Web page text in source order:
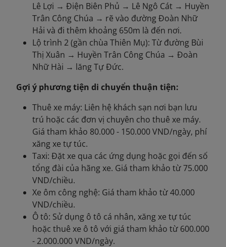
Lê Lợi → Điện Biên Phủ → Lê Ngô Cát → Huyền
Trân Công Chúa → rẽ vào đường Đoàn Nhữ
Hải và đi thêm khoảng 650m là đến nơi.
Lộ trình 2 (gần chùa Thiên Mụ): Từ đường Bùi
Thị Xuân → Huyền Trân Công Chúa → Đoàn
Nhữ Hài → lăng Tự Đức.
Gợi ý phương tiện di chuyển thuận tiện:
Thuê xe máy: Liên hệ khách sạn nơi bạn lưu
trú hoặc các đơn vị chuyên cho thuê xe máy.
Giá tham khảo 80.000 - 150.000 VND/ngày, phí
xăng xe tự túc.
Taxi: Đặt xe qua các ứng dụng hoặc gọi đến số
tổng đài của hãng xe. Giá tham khảo từ 75.000
VND/chiều.
Xe ôm công nghệ: Giá tham khảo từ 40.000
VND/chiều.
Ô tô: Sử dụng ô tô cá nhân, xăng xe tự túc
hoặc thuê xe ô tô với giá tham khảo từ 600.000
- 2.000.000 VND/ngày.